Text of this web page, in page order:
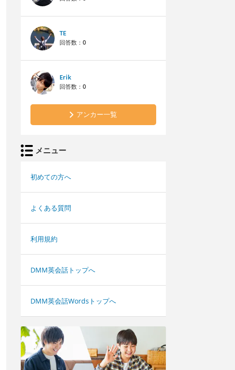
TE
回答数： 0
Erik
回答数： 0
アンカー一覧
メニュー
初めての方へ
よくある質問
利用規約
DMM英会話トップへ
DMM英会話Wordsトップへ